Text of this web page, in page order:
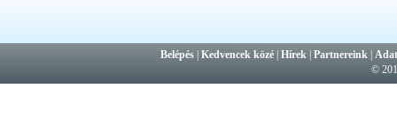
Belépés |Kedvencek közé |Hírek |Partnereink |
©